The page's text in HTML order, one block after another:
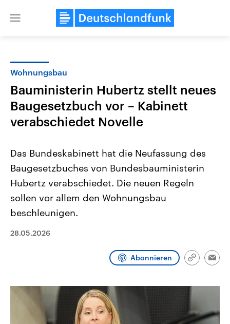
Close
Landtagswahl Sachsen-Anhalt
2026
Alle Informationen
Sachsen-Anhalt wählt am 6.
September 2026 einen neuen
Landtag. Seit 2021 wird das
CDU, SPD und FDP regiert.-
Wahlprogramme, aktuelle Berichte
und Hintergründe zu den Parteien
Aktuelle Beiträge,
Hintergründe
Wirtschaftlich und
Programm Podcasts
Audio-Archiv
Wohnungsbau
Bauministerin Hubertz stellt neues
Baugesetzbuch vor – Kabinett
verabschiedet Novelle
Das Bundeskabinett hat die Neufassung des
Baugesetzbuches von Bundesbauministerin
Hubertz verabschiedet. Die neuen Regeln
sollen vor allem den Wohnungsbau
beschleunigen.
28.05.2026
Abonnieren
Link